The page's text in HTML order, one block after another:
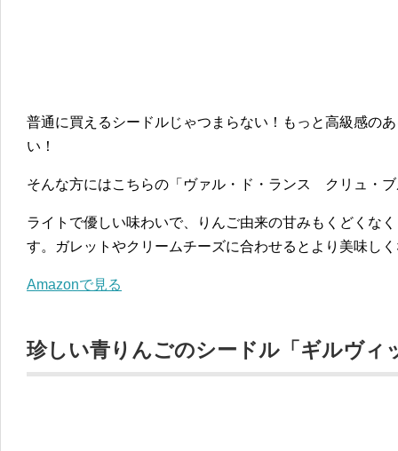
普通に買えるシードルじゃつまらない！もっと高級感の
い！
そんな方にはこちらの「ヴァル・ド・ランス クリュ・
ライトで優しい味わいで、りんご由来の甘みもくどくな
す。ガレットやクリームチーズに合わせるとより美味し
Amazonで見る
珍しい青りんごのシードル「ギルヴィ